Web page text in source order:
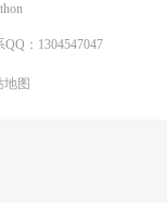
：1304547047
地图